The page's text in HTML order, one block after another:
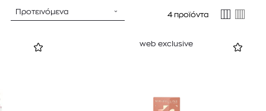
ανδρικο t-shirt
kiehl's avocado eye
Προτεινόμενα 4 προϊόντα
web exclusive